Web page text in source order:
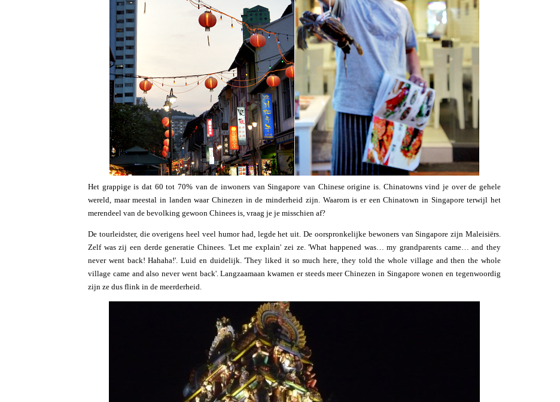
Het grappige is dat 60 tot 70% van de inwoners van Singapore van Chinese origine is. Chinatowns vind je over de gehele
wereld, maar meestal in landen waar Chinezen in de minderheid zijn. Waarom is er een Chinatown in Singapore terwijl het
merendeel van de bevolking gewoon Chinees is, vraag je je misschien af?
De tourleidster, die overigens heel veel humor had, legde het uit. De oorspronkelijke bewoners van Singapore zijn Maleisiërs.
Zelf was zij een derde generatie Chinees. 'Let me explain' zei ze. 'What happened was… my grandparents came… and they
never went back! Hahaha!'. Luid en duidelijk. 'They liked it so much here, they told the whole village and then the whole
village came and also never went back'. Langzaamaan kwamen er steeds meer Chinezen in Singapore wonen en tegenwoordig
zijn ze dus flink in de meerderheid.